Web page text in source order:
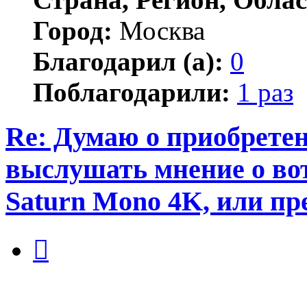
Город: Москва
Благодарил (а): 0
Поблагодарили: 1 раз
Re: Думаю о
выслушать мнение о
Saturn Mono 4K, или